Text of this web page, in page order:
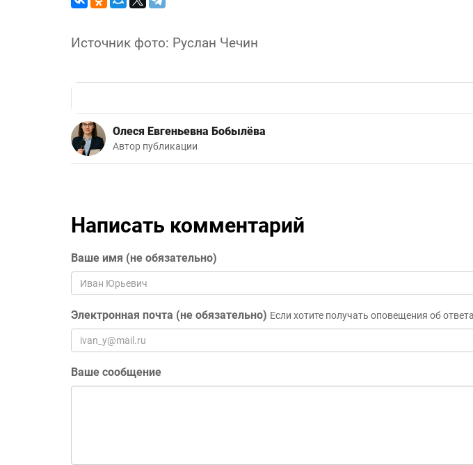
Источник фото: Руслан Чечин
Олеся Евгеньевна Бобылёва
Автор публикации
Написать комментарий
Ваше имя (не обязательно)
Электронная почта (не обязательно) Если хотите получать оповещения об
Ваше сообщение